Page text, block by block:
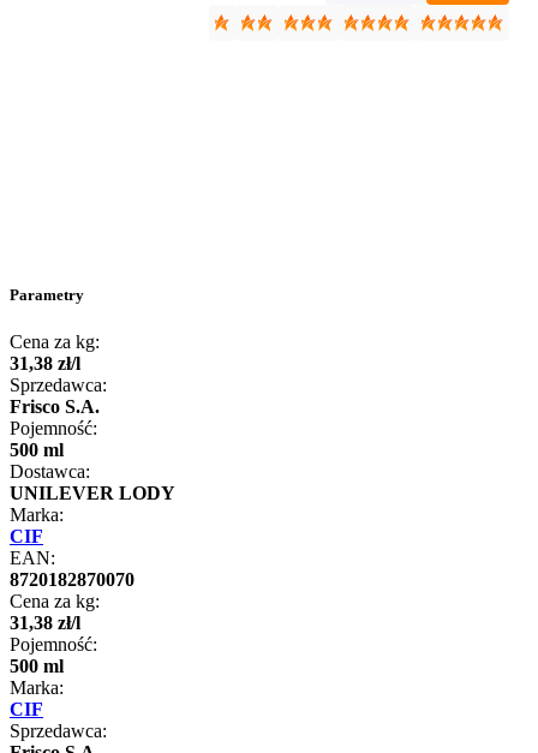
Parametry
Cena za kg:
31,38 zł/l
Sprzedawca:
Frisco S.A.
Pojemność:
500 ml
Dostawca:
UNILEVER LODY
Marka:
CIF
EAN:
8720182870070
Cena za kg:
31,38 zł/l
Pojemność:
500 ml
Marka:
CIF
Sprzedawca: